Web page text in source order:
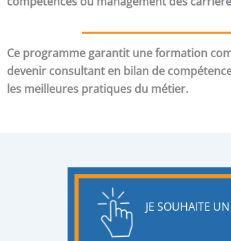
Ce programme garantit une formation
devenir consultant en bilan de
les meilleures pratiques du métier.
JE SOUHAITE